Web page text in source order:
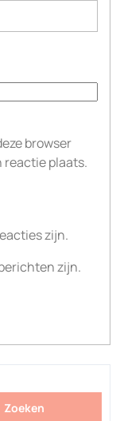
browser
reactie plaats.
zijn.
zijn.
Zoeken